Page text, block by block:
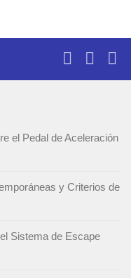
el Pedal de Aceleración
y Criterios de
Sistema de Escape